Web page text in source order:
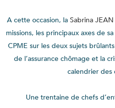
A cette occasion, la Sabrina JEAN
missions, les principaux axes de
CPME sur les deux sujets
de l’assurance chômage et la
calendrier des
Une trentaine de chefs